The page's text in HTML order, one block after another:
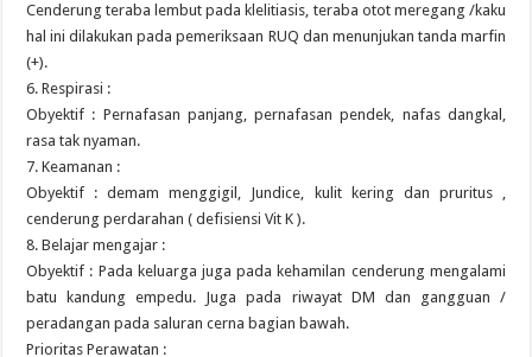
Cenderung teraba lembut pada klelitiasis, teraba otot meregang /kaku
hal ini dilakukan pada pemeriksaan RUQ dan menunjukan tanda marfin
(+).
6. Respirasi :
Obyektif : Pernafasan panjang, pernafasan pendek, nafas dangkal,
rasa tak nyaman.
7. Keamanan :
Obyektif : demam menggigil, Jundice, kulit kering dan pruritus ,
cenderung perdarahan ( defisiensi Vit K ).
8. Belajar mengajar :
Obyektif : Pada keluarga juga pada kehamilan cenderung mengalami
batu kandung empedu. Juga pada riwayat DM dan gangguan /
peradangan pada saluran cerna bagian bawah.
Prioritas Perawatan :